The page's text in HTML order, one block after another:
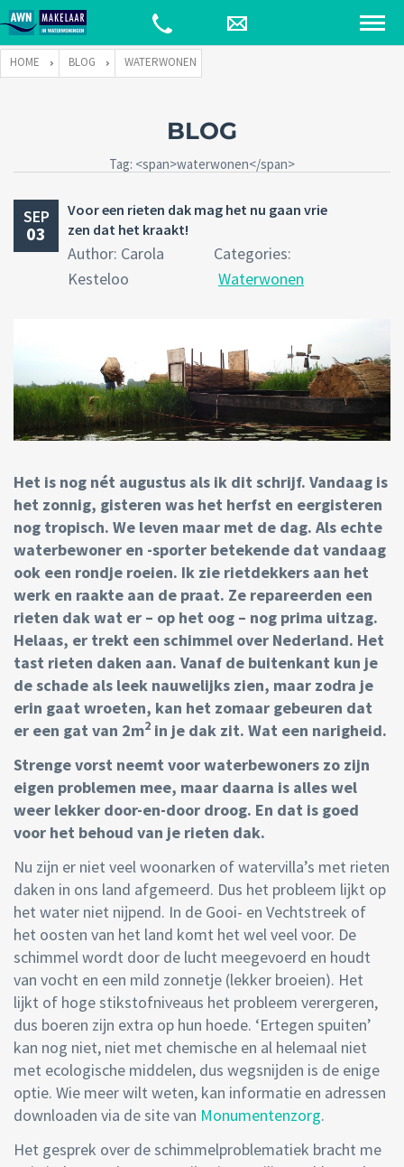
HOME BLOG WATERWONEN
BLOG
Tag: <span>waterwonen</span>
SEP
03
Voor een rieten dak mag het nu gaan vrie
zen dat het kraakt!
Author: Carola
Kesteloo
Categories:
Waterwonen
Het is nog nét augustus als ik dit schrijf. Vandaag is
het zonnig, gisteren was het herfst en eergisteren
nog tropisch. We leven maar met de dag. Als echte
waterbewoner en -sporter betekende dat vandaag
ook een rondje roeien. Ik zie rietdekkers aan het
werk en raakte aan de praat. Ze repareerden een
rieten dak wat er – op het oog – nog prima uitzag.
Helaas, er trekt een schimmel over Nederland. Het
tast rieten daken aan. Vanaf de buitenkant kun je
de schade als leek nauwelijks zien, maar zodra je
erin gaat wroeten, kan het zomaar gebeuren dat
er een gat van 2m2 in je dak zit. Wat een narigheid.
Strenge vorst neemt voor waterbewoners zo zijn
eigen problemen mee, maar daarna is alles wel
weer lekker door-en-door droog. En dat is goed
voor het behoud van je rieten dak.
Nu zijn er niet veel woonarken of watervilla’s met rieten
daken in ons land afgemeerd. Dus het probleem lijkt op
het water niet nijpend. In de Gooi- en Vechtstreek of
het oosten van het land komt het wel veel voor. De
schimmel wordt door de lucht meegevoerd en houdt
van vocht en een mild zonnetje (lekker broeien). Het
lijkt of hoge stikstofniveaus het probleem verergeren,
dus boeren zijn extra op hun hoede. ‘Ertegen spuiten’
kan nog niet, niet met chemische en al helemaal niet
met ecologische middelen, dus wegsnijden is de enige
optie. Wie meer wilt weten, kan informatie en adressen
downloaden via de site van Monumentenzorg.
Het gesprek over de schimmelproblematiek bracht me